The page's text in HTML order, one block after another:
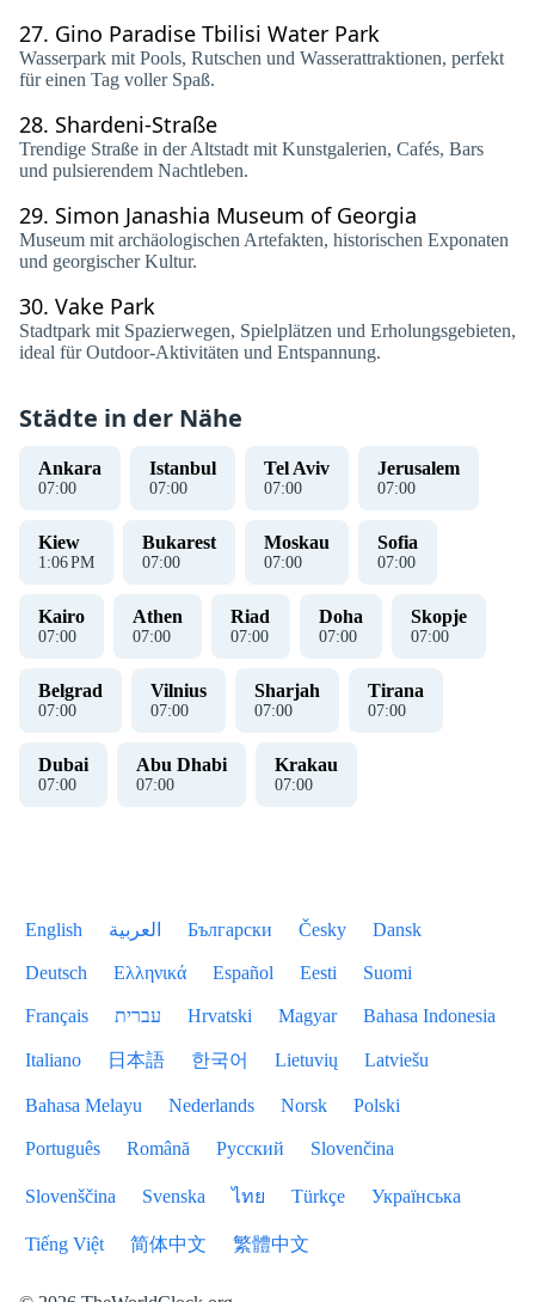
27. Gino Paradise Tbilisi Water Park
Wasserpark mit Pools, Rutschen und Wasserattraktionen, perfekt
für einen Tag voller Spaß.
28. Shardeni-Straße
Trendige Straße in der Altstadt mit Kunstgalerien, Cafés, Bars
und pulsierendem Nachtleben.
29. Simon Janashia Museum of Georgia
Museum mit archäologischen Artefakten, historischen Exponaten
und georgischer Kultur.
30. Vake Park
Stadtpark mit Spazierwegen, Spielplätzen und Erholungsgebieten,
ideal für Outdoor-Aktivitäten und Entspannung.
Städte in der Nähe
Ankara
07:00
Istanbul
07:00
Tel Aviv
07:00
Jerusalem
07:00
Kiew
1:06PM
Bukarest
07:00
Moskau
07:00
Sofia
07:00
Kairo
07:00
Athen
07:00
Riad
07:00
Doha
07:00
Skopje
07:00
Belgrad
07:00
Vilnius
07:00
Sharjah
07:00
Tirana
07:00
Dubai
07:00
Abu Dhabi
07:00
Krakau
07:00
English العربية Български Česky Dansk
Deutsch Ελληνικά Español Eesti Suomi
Français עברית Hrvatski Magyar Bahasa Indonesia
Italiano 日本語 한국어 Lietuvių Latviešu
Bahasa Melayu Nederlands Norsk Polski
Português Română Русский Slovenčina
Slovenščina Svenska ไทย Türkçe Українська
Tiếng Việt 简体中文 繁體中文